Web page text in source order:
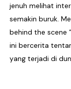
jenuh melihat
semakin buruk.
behind the scene
ini bercerita
yang terjadi di